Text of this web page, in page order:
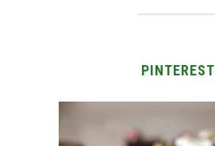
PINTEREST